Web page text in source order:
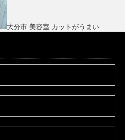
大分市 美容室 カットがうまい…